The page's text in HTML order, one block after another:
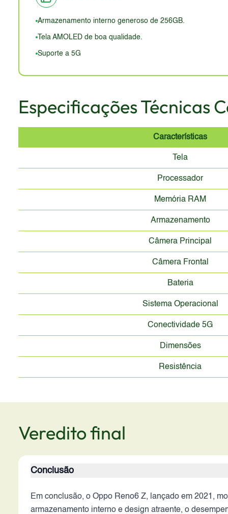
menores e designs mais inovadores. A durabilidade
água e poeira pode ser uma desvantagem para
Armazenamento interno generoso de 256GB.
Tela AMOLED de boa qualidade.
Suporte a 5G
Especificações Técnicas
Características
Tela
Processador
Memória RAM
Armazenamento
Câmera Principal
Câmera Frontal
Bateria
Sistema Operacional
Conectividade 5G
Dimensões
Resistência
Veredito final
Conclusão
Em conclusão, o Oppo Reno6 Z, lançado em 2021,
armazenamento interno e design atraente, o